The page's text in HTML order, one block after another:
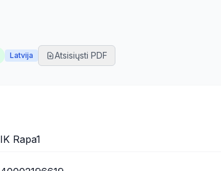
Latvija Atsisiųsti PDF
IK Rapa1